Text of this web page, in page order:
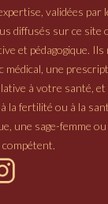
validées par
diffusés sur ce site
et pédagogique.
médical, une
à votre santé, et
la fertilité ou à la
une sage-femme